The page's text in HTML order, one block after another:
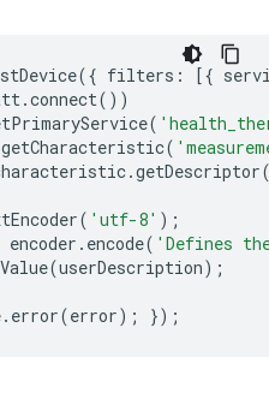
({ filters : [{
.connect())
(
getCharacteristic(
.getDescriptor
( 'utf-8' );
encoder . encode( 'Defines
(userDescription);
. error(error); });